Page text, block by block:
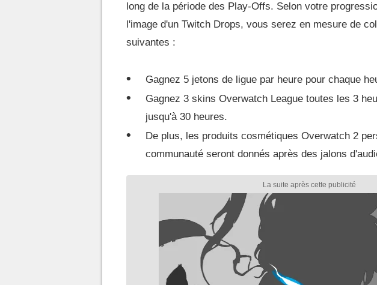
long de la période des Play-Offs. Selon votre
l'image d'un Twitch Drops, vous serez en mesure de
suivantes :
Gagnez 5 jetons de ligue par heure pour chaque
Gagnez 3 skins Overwatch League toutes les 3
jusqu'à 30 heures.
De plus, les produits cosmétiques Overwatch 2
communauté seront donnés après des jalons